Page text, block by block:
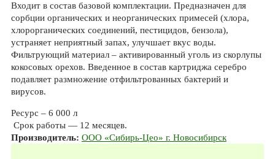
Входит в состав базовой комплектации. Предназначен для
сорбции органических и неорганических примесей (хлора,
хлорорганических соединений, пестицидов, бензола),
устраняет неприятный запах, улучшает вкус воды.
Фильтрующий материал – активированный уголь из скорлупы
кокосовых орехов. Введенное в состав картриджа серебро
подавляет размножение отфильтрованных бактерий и
вирусов.
Ресурс – 6 000 л
Срок работы — 12 месяцев.
Производитель: ООО «Сибирь-Цео» г. Новосибирск